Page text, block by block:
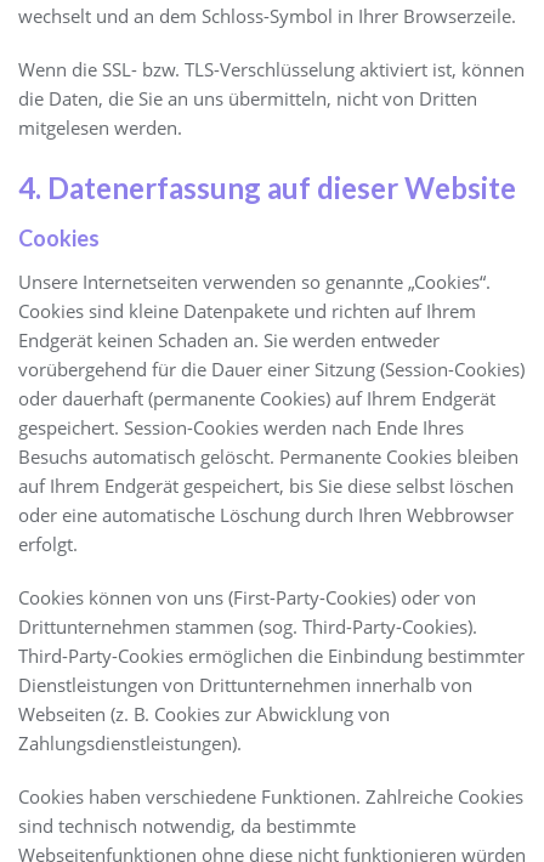
wechselt und an dem Schloss-Symbol in Ihrer Browserzeile.
Wenn die SSL- bzw. TLS-Verschlüsselung aktiviert ist, können
die Daten, die Sie an uns übermitteln, nicht von Dritten
mitgelesen werden.
4. Datenerfassung auf dieser Website
Cookies
Unsere Internetseiten verwenden so genannte „Cookies“.
Cookies sind kleine Datenpakete und richten auf Ihrem
Endgerät keinen Schaden an. Sie werden entweder
vorübergehend für die Dauer einer Sitzung (Session-Cookies)
oder dauerhaft (permanente Cookies) auf Ihrem Endgerät
gespeichert. Session-Cookies werden nach Ende Ihres
Besuchs automatisch gelöscht. Permanente Cookies bleiben
auf Ihrem Endgerät gespeichert, bis Sie diese selbst löschen
oder eine automatische Löschung durch Ihren Webbrowser
erfolgt.
Cookies können von uns (First-Party-Cookies) oder von
Drittunternehmen stammen (sog. Third-Party-Cookies).
Third-Party-Cookies ermöglichen die Einbindung bestimmter
Dienstleistungen von Drittunternehmen innerhalb von
Webseiten (z. B. Cookies zur Abwicklung von
Zahlungsdienstleistungen).
Cookies haben verschiedene Funktionen. Zahlreiche Cookies
sind technisch notwendig, da bestimmte
Webseitenfunktionen ohne diese nicht funktionieren würden